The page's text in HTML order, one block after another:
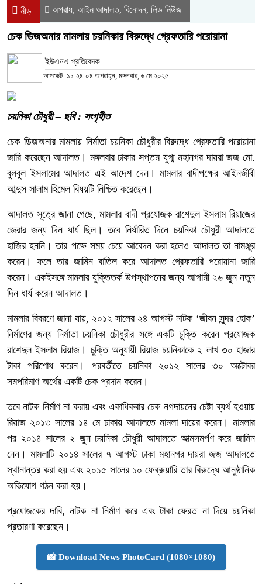
নীড় অপরাধ, আইন আদালত, বিনোদন, লিড নিউজ
চেক ডিজঅনার মামলায় চয়নিকার বিরুদ্ধে গ্রেফতারি পরোয়ানা
ইউএনএ প্রতিবেদক
আপডেট: ১১:২৪:০৪ অপরাহ্ন, মঙ্গলবার, ৬ মে ২০২৫
চয়নিকা চৌধুরী – ছবি : সংগৃহীত
চেক ডিজঅনার মামলায় নির্মাতা চয়নিকা চৌধুরীর বিরুদ্ধে গ্রেফতারি পরোয়ানা
জারি করেছেন আদালত। মঙ্গলবার ঢাকার সপ্তম যুগ্ম মহানগর দায়রা জজ মো.
বুলবুল ইসলামের আদালত এই আদেশ দেন। মামলার বাদীপক্ষের আইনজীবী
আব্দুস সালাম হিমেল বিষয়টি নিশ্চিত করেছেন।
আদালত সূত্রে জানা গেছে, মামলার বাদী প্রযোজক রাশেদুল ইসলাম রিয়াজের
জেরার জন্য দিন ধার্য ছিল। তবে নির্ধারিত দিনে চয়নিকা চৌধুরী আদালতে
হাজির হননি। তার পক্ষে সময় চেয়ে আবেদন করা হলেও আদালত তা নামঞ্জুর
করেন। ফলে তার জামিন বাতিল করে আদালত গ্রেফতারি পরোয়ানা জারি
করেন। একইসঙ্গে মামলার যুক্তিতর্ক উপস্থাপনের জন্য আগামী ২৬ জুন নতুন
দিন ধার্য করেন আদালত।
মামলার বিবরণে জানা যায়, ২০১২ সালের ২৪ আগস্ট নাটক ‘জীবন সুন্দর হোক’
নির্মাণের জন্য নির্মাতা চয়নিকা চৌধুরীর সঙ্গে একটি চুক্তি করেন প্রযোজক
রাশেদুল ইসলাম রিয়াজ। চুক্তি অনুযায়ী রিয়াজ চয়নিকাকে ২ লাখ ৩০ হাজার
টাকা পরিশোধ করেন। পরবর্তীতে চয়নিকা ২০১২ সালের ৩০ অক্টোবর
সমপরিমাণ অর্থের একটি চেক প্রদান করেন।
তবে নাটক নির্মাণ না করায় এবং একাধিকবার চেক নগদায়নের চেষ্টা ব্যর্থ হওয়ায়
রিয়াজ ২০১৩ সালের ১৪ মে ঢাকায় আদালতে মামলা দায়ের করেন। মামলার
পর ২০১৪ সালের ২ জুন চয়নিকা চৌধুরী আদালতে আত্মসমর্পণ করে জামিন
নেন। মামলাটি ২০১৪ সালের ৭ আগস্ট ঢাকা মহানগর দায়রা জজ আদালতে
স্থানান্তর করা হয় এবং ২০১৫ সালের ১০ ফেব্রুয়ারি তার বিরুদ্ধে আনুষ্ঠানিক
অভিযোগ গঠন করা হয়।
প্রযোজকের দাবি, নাটক না নির্মাণ করে এবং টাকা ফেরত না দিয়ে চয়নিকা
প্রতারণা করেছেন।
📸 Download News PhotoCard (1080×1080)